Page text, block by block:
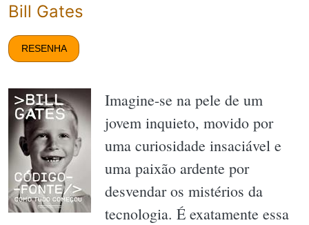
Bill Gates
RESENHA
Imagine-se na pele de um
jovem inquieto, movido por
uma curiosidade insaciável e
uma paixão ardente por
desvendar os mistérios da
tecnologia. É exatamente essa